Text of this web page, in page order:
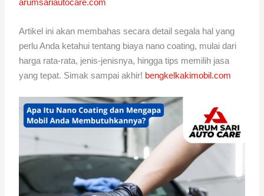
arumsariautocare.com
Artikel ini akan membahas secara detail segala hal yang
perlu Anda ketahui tentang biaya nano coating, mulai dari
harga rata-rata, jenis-jenisnya, hingga tips memilih jasa
yang tepat. Simak sampai akhir! bengkelkakimobil.com